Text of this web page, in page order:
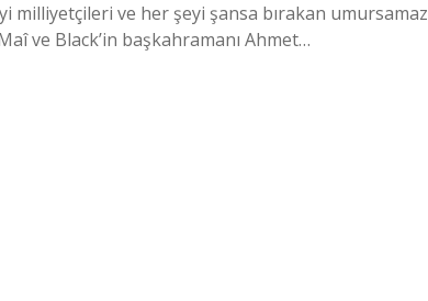
milliyetçileri ve her şeyi şansa bırakan umursamaz
ve Black’in başkahramanı Ahmet…